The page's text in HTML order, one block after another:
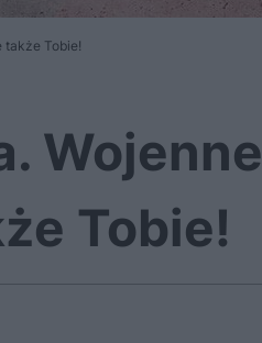
także Tobie!
Wojenne
Tobie!